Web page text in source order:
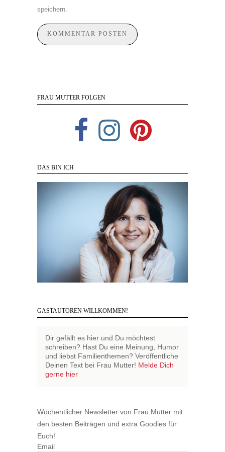
speichern.
FRAU MUTTER FOLGEN
DAS BIN ICH
GASTAUTOREN WILLKOMMEN!
Dir gefällt es hier und Du möchtest
schreiben? Hast Du eine Meinung, Humor
und liebst Familienthemen? Veröffentliche
Deinen Text bei Frau Mutter! Melde Dich
gerne hier
Wöchentlicher Newsletter von Frau Mutter mit
den besten Beiträgen und extra Goodies für
Euch!
Email